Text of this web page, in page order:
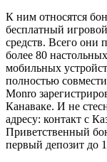
К ним относятся
бесплатный
средств. Всего они
более 80
мобильных
полностью
Monro
Канаваке. И не
адресу: контакт с
Приветственный
первый депозит до